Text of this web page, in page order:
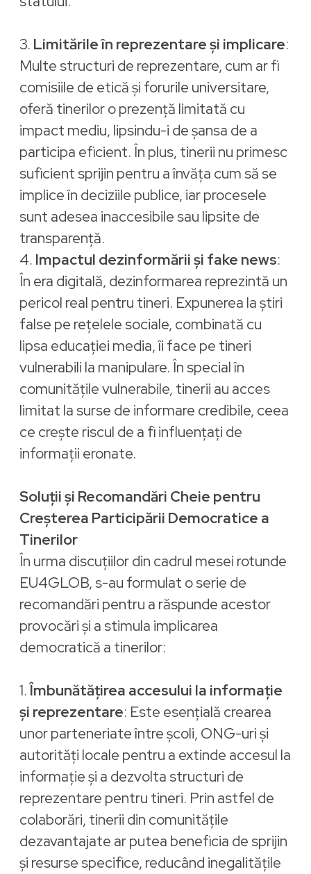
3. Limitările în reprezentare și implicare:
Multe structuri de reprezentare, cum ar fi
comisiile de etică și forurile universitare,
oferă tinerilor o prezență limitată cu
impact mediu, lipsindu-i de șansa de a
participa eficient. În plus, tinerii nu primesc
suficient sprijin pentru a învăța cum să se
implice în deciziile publice, iar procesele
sunt adesea inaccesibile sau lipsite de
transparență.
4. Impactul dezinformării și fake news:
În era digitală, dezinformarea reprezintă un
pericol real pentru tineri. Expunerea la știri
false pe rețelele sociale, combinată cu
lipsa educației media, îi face pe tineri
vulnerabili la manipulare. În special în
comunitățile vulnerabile, tinerii au acces
limitat la surse de informare credibile, ceea
ce crește riscul de a fi influențați de
informații eronate.
Soluții și Recomandări Cheie pentru
Creșterea Participării Democratice a
Tinerilor
În urma discuțiilor din cadrul mesei rotunde
EU4GLOB, s-au formulat o serie de
recomandări pentru a răspunde acestor
provocări și a stimula implicarea
democratică a tinerilor:
1.Îmbunătățirea accesului la informație
și reprezentare: Este esențială crearea
unor parteneriate între școli, ONG-uri și
autorități locale pentru a extinde accesul la
informație și a dezvolta structuri de
reprezentare pentru tineri. Prin astfel de
colaborări, tinerii din comunitățile
dezavantajate ar putea beneficia de sprijin
și resurse specifice, reducând inegalitățile